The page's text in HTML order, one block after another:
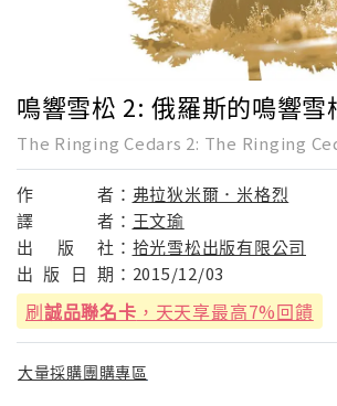
鳴響雪松 2: 俄羅斯的鳴響雪
The Ringing Cedars 2: The Ringing
作 者： 弗拉狄米爾．米格烈
譯
者： 王文瑜
出
版 社： 拾光雪松出版有限公司
出 版 日 期： 2015/12/03
刷誠品聯名卡 ，天天享最高7%回饋
大量採購團購專區